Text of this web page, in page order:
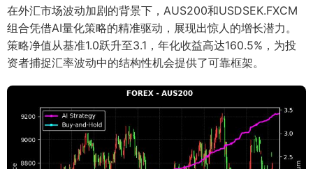
在外汇市场波动加剧的背景下，AUS200和USDSEK.FXCM
组合凭借AI量化策略的精准驱动，展现出惊人的增长潜力。
策略净值从基准1.0跃升至3.1，年化收益高达160.5%，为投
资者捕捉汇率波动中的结构性机会提供了可靠框架。